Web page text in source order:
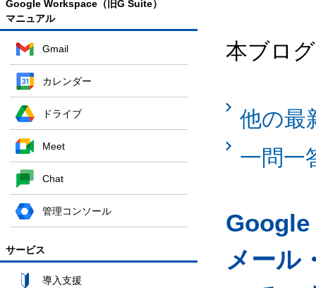
Google Workspace（旧G Suite）
マニュアル
Gmail
カレンダー
ドライブ
Meet
Chat
管理コンソール
サービス
導入支援
本ブロ
他の最
一問一
Google
メール